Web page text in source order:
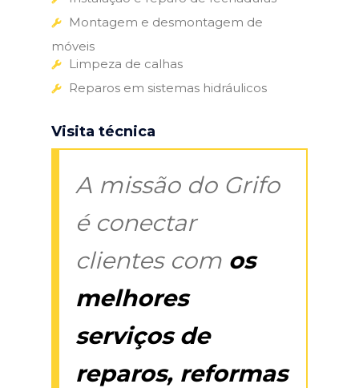
Montagem e desmontagem de
móveis
Limpeza de calhas
Reparos em sistemas hidráulicos
Visita técnica
A missão do Grifo
é conectar
clientes com os
melhores
serviços de
reparos, reformas